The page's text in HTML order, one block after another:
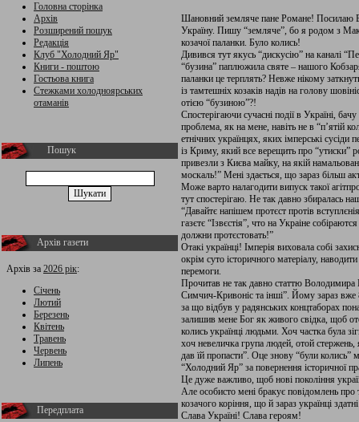
Головна сторінка
Архів
Розширений пошук
Редакція
Клуб "Холодний Яр"
Книги - поштою
Гостьова книга
Стежками холодноярських
отаманів
Пошук
Архів газети
Архів за 2026 рік:
Січень
Лютий
Березень
Квітень
Травень
Червень
Липень
Передплата
Шановний земляче пане Романе! Посилаю
Україну. Пишу “земляче”, бо я родом з
козачої паланки. Було колись!
Дивився тут якусь “дискусію” на каналі
“бузина” паплюжила святе – нашого
паланки це терплять? Невже нікому
із тамтешніх козаків надів на голову
отією “бузиною”?!
Спостерігаючи сучасні події в Україні,
проблема, як на мене, навіть не в “п’ятій
етнічних українцях, яких імперські сусіди
із Криму, який все верещить про “утиски”
привезли з Києва майку, на якій
москаль!” Мені здається, що зараз більш
Може варто налагодити випуск такої
тут спостерігаю. Не так давно збиралась
“Давайтє напішем протєст протів
газєтє “Ізвєстія”, что на Украіне
должни протєстовать!”
Отакі українці! Імперія виховала собі
окрім суто історичного матеріалу,
перемоги.
Прочитав не так давно статтю
Симчич-Кривоніс та інші”. Йому зараз
за що відбув у радянських концтаборах
залишив мене Бог як живого свідка, щоб
колись українці людьми. Хоч частка була
хоч невеличка група людей, отой стержень,
дав їй пропасти”. Оце знову “були
“Холодний Яр” за повернення історичної
Це дуже важливо, щоб нові покоління
Але особисто мені бракує повідомлень про
козачого коріння, що й зараз українці
Слава Україні! Слава героям!